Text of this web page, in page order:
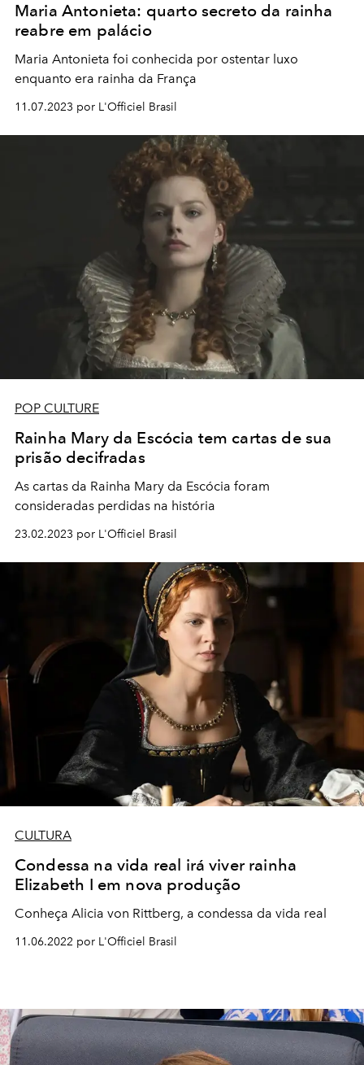
Maria Antonieta: quarto secreto da rainha
reabre em palácio
Maria Antonieta foi conhecida por ostentar luxo
enquanto era rainha da França
11.07.2023 por L'Officiel Brasil
POP CULTURE
Rainha Mary da Escócia tem cartas de sua
prisão decifradas
As cartas da Rainha Mary da Escócia foram
consideradas perdidas na história
23.02.2023 por L'Officiel Brasil
CULTURA
Condessa na vida real irá viver rainha
Elizabeth I em nova produção
Conheça Alicia von Rittberg, a condessa da vida real
11.06.2022 por L'Officiel Brasil